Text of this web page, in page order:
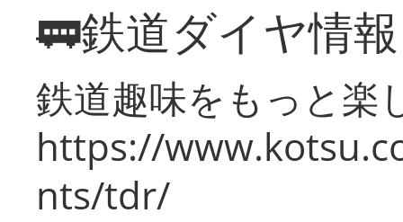
🚃鉄道ダイヤ情
鉄道趣味をもっと楽
https://
nts/tdr/